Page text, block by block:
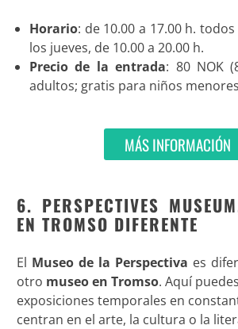
Horario: de 10.00 a 17.00 h.
los jueves, de 10.00 a 20.00 h.
Precio de la entrada: 80 NOK
adultos; gratis para niños
MÁS INFORMACIÓN
6. PERSPECTIVES
EN TROMSO DIFERENTE
El Museo de la Perspectiva es
otro museo en Tromso. Aquí
exposiciones temporales en
centran en el arte, la cultura o la